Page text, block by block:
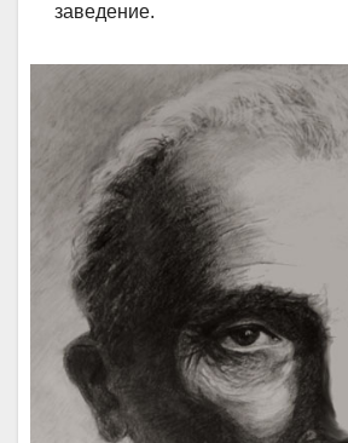
заведение.